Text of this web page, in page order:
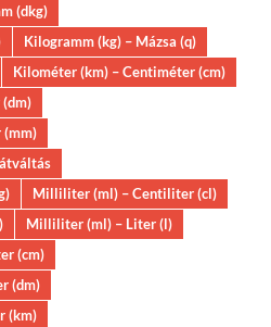
(dkg)
Kilogramm (kg) – Mázsa (q)
Kilométer (km) – Centiméter (cm)
Milliliter (ml) – Centiliter (cl)
Milliliter (ml) – Liter (l)
(cm)
(dm)
(km)